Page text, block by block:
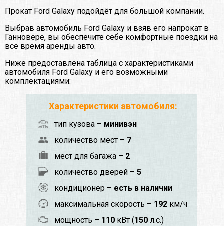
Прокат Ford Galaxy подойдёт для большой компании.
Выбрав автомобиль Ford Galaxy и взяв его напрокат в
Ганновере, вы обеспечите себе комфортные поездки на
всё время аренды авто.
Ниже предоставлена таблица с характеристиками
автомобиля Ford Galaxy и его возможными
комплектациями:
Характеристики автомобиля:
тип кузова – минивэн
количество мест – 7
мест для багажа – 2
количество дверей – 5
кондиционер – есть в наличии
максимальная скорость – 192 км/ч
мощность – 110 кВт (150 л.с.)